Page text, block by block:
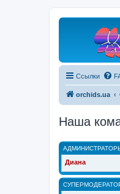
Ссылки
orchids.ua
Наша
Диана